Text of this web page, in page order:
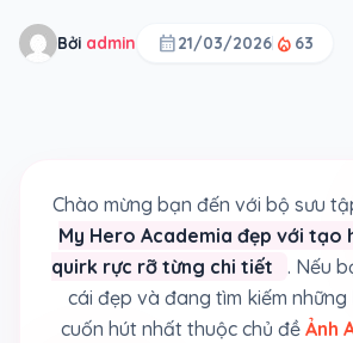
Bởi admin calendar_month21/03/2026 local_fire_department 63
Chào mừng bạn đến với bộ sưu
My Hero Academia đẹp với tạo
quirk rực rỡ từng chi tiết
. Nếu
cái đẹp và đang tìm kiếm
cuốn hút nhất thuộc chủ đề Ảnh